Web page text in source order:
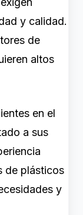
y calidad.
de
altos
en el
a sus
de plásticos
y